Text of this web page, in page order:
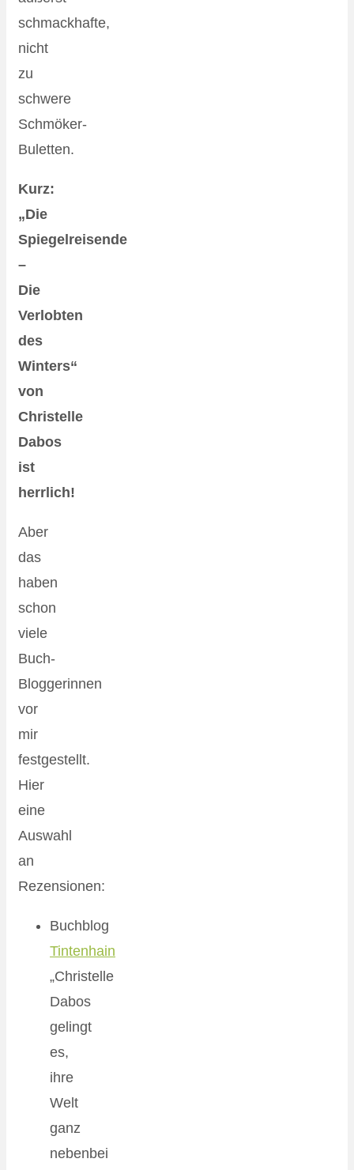
schmackhafte,
nicht
zu
schwere
Schmöker-
Buletten.
Kurz:
„Die
Spiegelreisende
–
Die
Verlobten
des
Winters“
von
Christelle
Dabos
ist
herrlich!
Aber
das
haben
schon
viele
Buch-
Bloggerinnen
vor
mir
festgestellt.
Hier
eine
Auswahl
an
Rezensionen:
Buchblog
Tintenhain
„Christelle
Dabos
gelingt
es,
ihre
Welt
ganz
nebenbei